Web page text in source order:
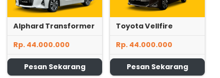
Alphard Transformer
Rp. 44.000.000
Pesan Sekarang
Toyota Vellfire
Rp. 44.000.000
Pesan Sekarang